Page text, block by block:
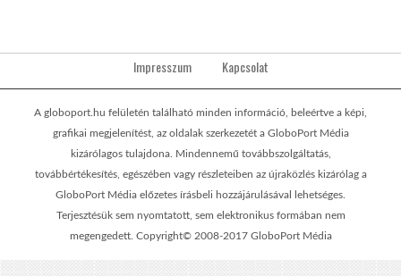
Impresszum Kapcsolat
A globoport.hu felületén található minden információ, beleértve a képi,
grafikai megjelenítést, az oldalak szerkezetét a GloboPort Média
kizárólagos tulajdona. Mindennemű továbbszolgáltatás,
továbbértékesítés, egészében vagy részleteiben az újraközlés kizárólag a
GloboPort Média előzetes írásbeli hozzájárulásával lehetséges.
Terjesztésük sem nyomtatott, sem elektronikus formában nem
megengedett. Copyright© 2008-2017 GloboPort Média